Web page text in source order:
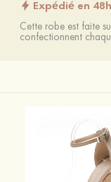
Expédié en 48h
Cette robe est faite
confectionnent